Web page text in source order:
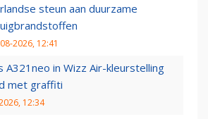
steun aan duurzame
2026, 12:41
A321neo in Wizz Air-kleurstelling
met graffiti
12:34